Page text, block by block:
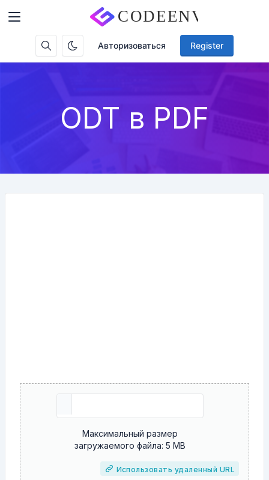
Авторизоваться Register
ODT в PDF
Максимальный размер
загружаемого файла: 5 MB
Использовать удаленный URL